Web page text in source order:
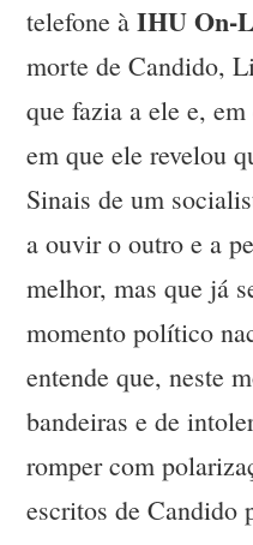
telefone àIHU On-
morte de Candido,
que fazia a ele e,
em que ele revelou
Sinais de um
a ouvir o outro e a
melhor, mas que já
momento político
entende que, neste
bandeiras e de
romper com
escritos de Candido